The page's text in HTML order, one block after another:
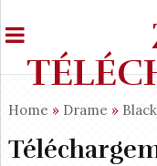
Home » Drame »